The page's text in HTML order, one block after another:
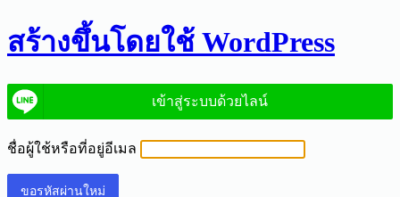
ลืม
รหัส
ผ่าน
สร้างขึ้นโดยใช้ WordPress
เข้าสู่ระบบด้วยไลน์
ชื่อผู้ใช้หรือที่อยู่อีเมล